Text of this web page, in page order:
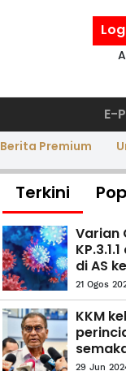
E-
Berita Premium
Terkini
Varian
di AS
21 Ogos
KKM
semula
29 Jun